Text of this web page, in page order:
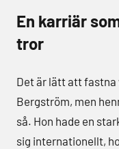
En karriär
tror
Det är lätt att fastna
Bergström, men
så. Hon hade en
sig internationellt,